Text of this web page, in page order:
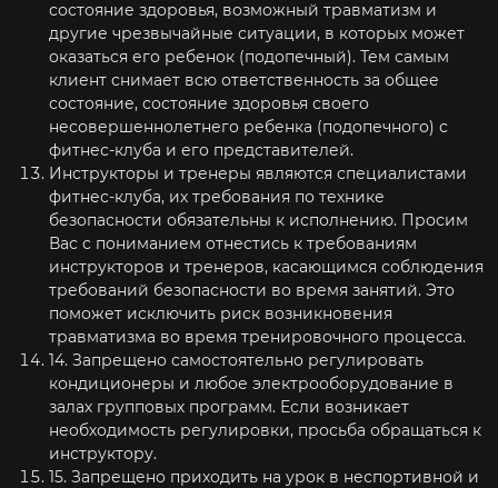
состояние здоровья, возможный травматизм и
другие чрезвычайные ситуации, в которых может
оказаться его ребенок (подопечный). Тем самым
клиент снимает всю ответственность за общее
состояние, состояние здоровья своего
несовершеннолетнего ребенка (подопечного) с
фитнес-клуба и его представителей.
Инструкторы и тренеры являются специалистами
фитнес-клуба, их требования по технике
безопасности обязательны к исполнению. Просим
Вас с пониманием отнестись к требованиям
инструкторов и тренеров, касающимся соблюдения
требований безопасности во время занятий. Это
поможет исключить риск возникновения
травматизма во время тренировочного процесса.
14. Запрещено самостоятельно регулировать
кондиционеры и любое электрооборудование в
залах групповых программ. Если возникает
необходимость регулировки, просьба обращаться к
инструктору.
15. Запрещено приходить на урок в неспортивной и